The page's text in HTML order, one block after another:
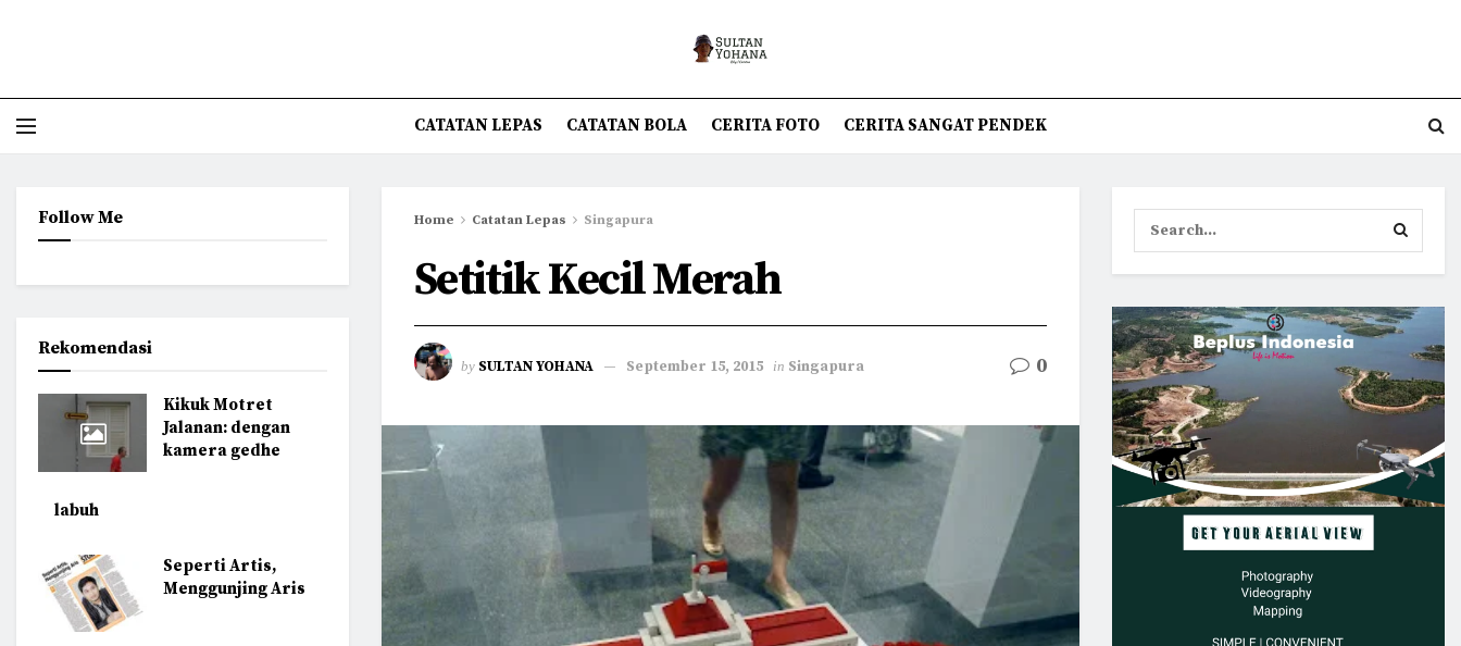
CATATAN LEPAS CATATAN BOLA CERITA FOTO CERITA SANGAT PENDEK
Home Catatan Lepas Singapura
Setitik Kecil Merah
by SULTAN YOHANA September 15, 2015 in Singapura 0
Follow Me
Rekomendasi
Kikuk Motret
Jalanan: dengan
kamera gedhe
labuh
Seperti Artis,
Menggunjing Aris